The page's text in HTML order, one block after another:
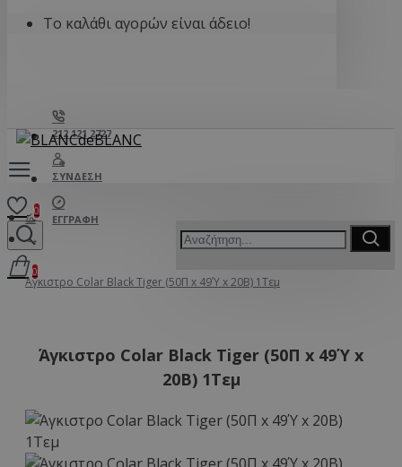
Το καλάθι αγορών είναι άδειο!
212 121 2727
ΣΎΝΔΕΣΗ
ΕΓΓΡΑΦΉ
0
0
Άγκιστρο Colar Black Tiger (50Π x 49Ύ x 20Β) 1Τεμ
Άγκιστρο Colar Black Tiger (50Π x 49Ύ x
20Β) 1Τεμ